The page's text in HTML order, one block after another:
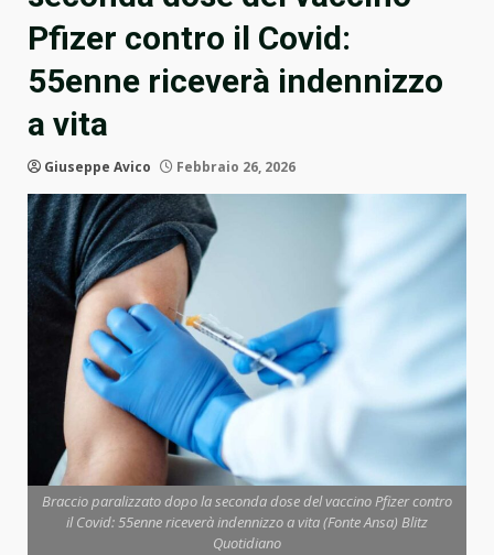
Pfizer contro il Covid:
55enne riceverà indennizzo
a vita
Giuseppe Avico Febbraio 26, 2026
Braccio paralizzato dopo la seconda dose del vaccino Pfizer contro
il Covid: 55enne riceverà indennizzo a vita (Fonte Ansa) Blitz
Quotidiano